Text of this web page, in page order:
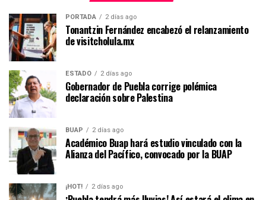
PORTADA 2 días ago
Tonantzin Fernández encabezó el relanzamiento
de visitcholula.mx
ESTADO 2 días ago
Gobernador de Puebla corrige polémica
declaración sobre Palestina
BUAP 2 días ago
Académico Buap hará estudio vinculado con la
Alianza del Pacífico, convocado por la BUAP
¡HOT! 2 días ago